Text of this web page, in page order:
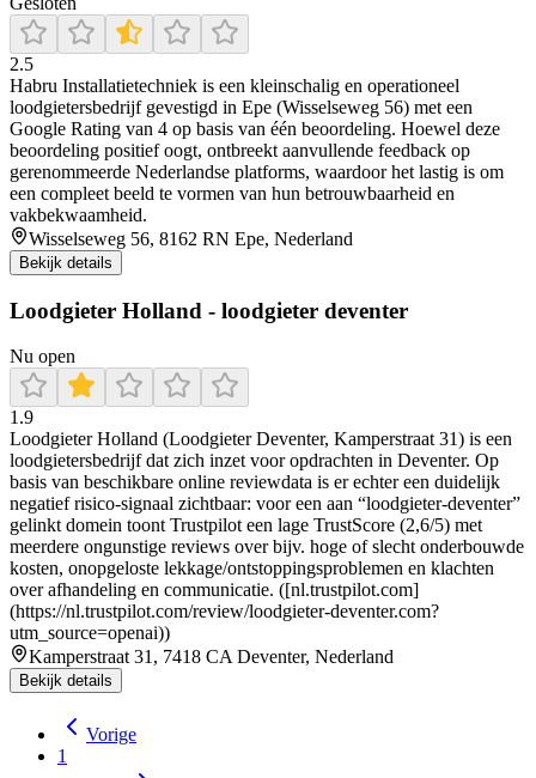
2.5
Habru Installatietechniek is een kleinschalig en operationeel
loodgietersbedrijf gevestigd in Epe (Wisselseweg 56) met een
Google Rating van 4 op basis van één beoordeling. Hoewel deze
beoordeling positief oogt, ontbreekt aanvullende feedback op
gerenommeerde Nederlandse platforms, waardoor het lastig is om
een compleet beeld te vormen van hun betrouwbaarheid en
vakbekwaamheid.
Wisselseweg 56, 8162 RN Epe, Nederland
Bekijk details
Loodgieter Holland - loodgieter deventer
Nu open
1.9
Loodgieter Holland (Loodgieter Deventer, Kamperstraat 31) is een
loodgietersbedrijf dat zich inzet voor opdrachten in Deventer. Op
basis van beschikbare online reviewdata is er echter een duidelijk
negatief risico-signaal zichtbaar: voor een aan “loodgieter-deventer”
gelinkt domein toont Trustpilot een lage TrustScore (2,6/5) met
meerdere ongunstige reviews over bijv. hoge of slecht onderbouwde
kosten, onopgeloste lekkage/ontstoppingsproblemen en klachten
over afhandeling en communicatie. ([nl.trustpilot.com]
(https://nl.trustpilot.com/review/loodgieter-deventer.com?
utm_source=openai))
Kamperstraat 31, 7418 CA Deventer, Nederland
Bekijk details
Vorige
1